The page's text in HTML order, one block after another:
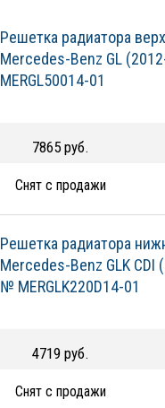
Решетка радиатора
Mercedes-Benz GL
MERGL50014-01
7865 руб.
Снят с продажи
Решетка радиатора
Mercedes-Benz GLK CDI
№ MERGLK220D14-01
4719 руб.
Снят с продажи